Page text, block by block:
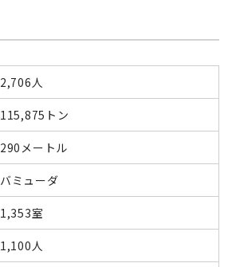
2,706人
115,875トン
290メートル
バミューダ
1,353室
1,100人